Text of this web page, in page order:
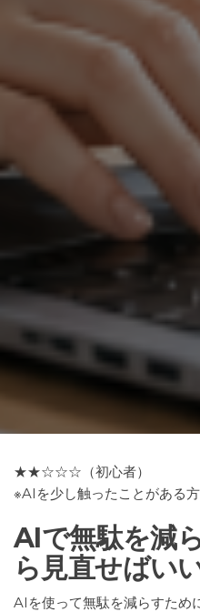
★★☆☆☆（初心者）
※AIを少し触ったことがある
AIで無駄を減
ら見直せばい
AIを使って無駄を減らすため